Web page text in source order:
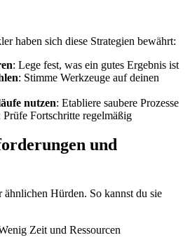
haben sich diese Strategien bewährt:
: Lege fest, was ein gutes Ergebnis ist
: Stimme Werkzeuge auf deinen
nutzen: Etabliere saubere Prozesse
Prüfe Fortschritte regelmäßig
und
Hürden. So kannst du sie
Zeit und Ressourcen